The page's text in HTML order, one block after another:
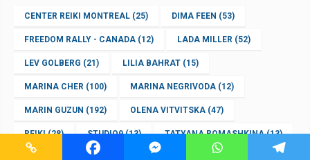
CENTER REIKI MONTREAL (25) DIMA FEEN (53)
FREEDOM RALLY - CANADA (12) LADA MILLER (52)
LEV GOLBERG (21) LILIA BAHRAT (15)
MARINA CHER (100) MARINA NEGRIVODA (12)
MARIN GUZUN (192) OLENA VITVITSKA (47)
REIKI(28) STUDIO9(13) TATYANA ROMASHKINA(13)
TATYANA ZAKHARINA